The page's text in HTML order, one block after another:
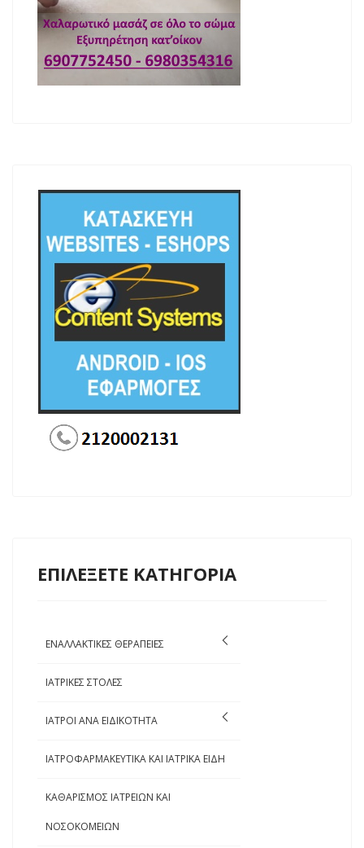
ΕΠΙΛΕΞΕΤΕ ΚΑΤΗΓΟΡΙΑ
ΕΝΑΛΛΑΚΤΙΚΕΣ ΘΕΡΑΠΕΙΕΣ
ΙΑΤΡΙΚΕΣ ΣΤΟΛΕΣ
ΙΑΤΡΟΙ ΑΝΑ ΕΙΔΙΚΟΤΗΤΑ
ΙΑΤΡΟΦΑΡΜΑΚΕΥΤΙΚΑ ΚΑΙ ΙΑΤΡΙΚΑ ΕΙΔΗ
ΚΑΘΑΡΙΣΜΟΣ ΙΑΤΡΕΙΩΝ ΚΑΙ
ΝΟΣΟΚΟΜΕΙΩΝ